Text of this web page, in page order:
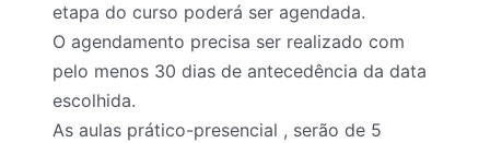
etapa do curso poderá ser agendada.
O agendamento precisa ser realizado com
pelo menos 30 dias de antecedência da data
escolhida.
As aulas prático-presencial , serão de 5